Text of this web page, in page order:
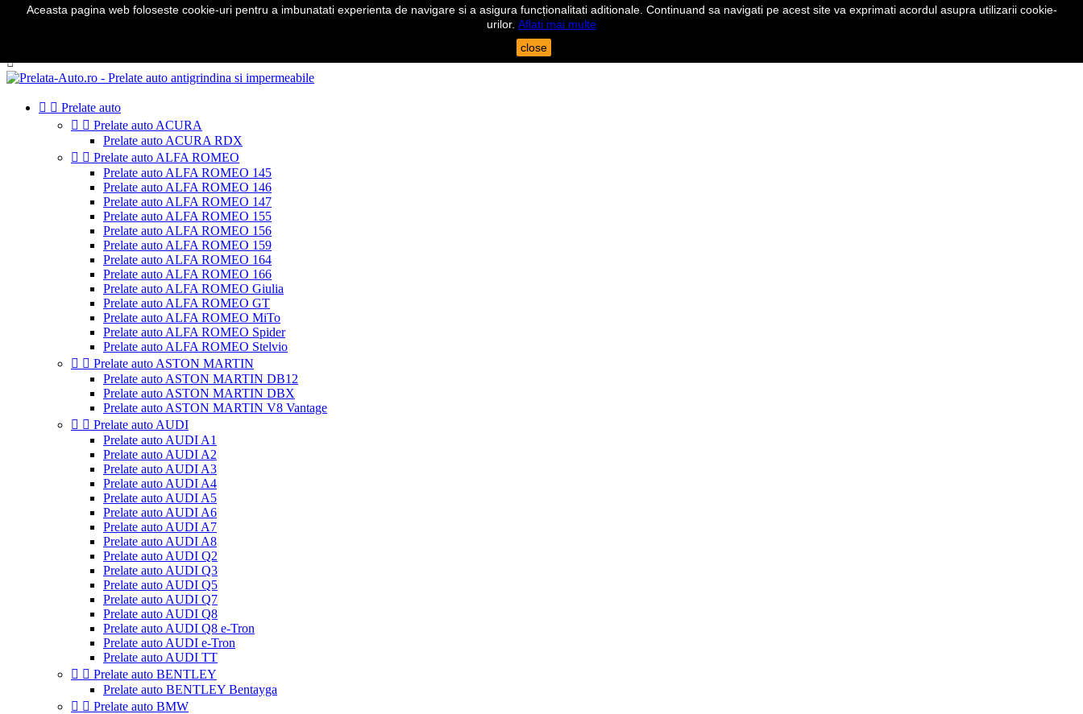
Telefon:0724 571 115

  Prelate auto
  Prelate auto ACURA
Prelate auto ACURA RDX
  Prelate auto ALFA ROMEO
Prelate auto ALFA ROMEO 145
Prelate auto ALFA ROMEO 146
Prelate auto ALFA ROMEO 147
Prelate auto ALFA ROMEO 155
Prelate auto ALFA ROMEO 156
Prelate auto ALFA ROMEO 159
Prelate auto ALFA ROMEO 164
Prelate auto ALFA ROMEO 166
Prelate auto ALFA ROMEO Giulia
Prelate auto ALFA ROMEO GT
Prelate auto ALFA ROMEO MiTo
Prelate auto ALFA ROMEO Spider
Prelate auto ALFA ROMEO Stelvio
  Prelate auto ASTON MARTIN
Prelate auto ASTON MARTIN DB12
Prelate auto ASTON MARTIN DBX
Prelate auto ASTON MARTIN V8 Vantage
  Prelate auto AUDI
Prelate auto AUDI A1
Prelate auto AUDI A2
Prelate auto AUDI A3
Prelate auto AUDI A4
Prelate auto AUDI A5
Prelate auto AUDI A6
Prelate auto AUDI A7
Prelate auto AUDI A8
Prelate auto AUDI Q2
Prelate auto AUDI Q3
Prelate auto AUDI Q5
Prelate auto AUDI Q7
Prelate auto AUDI Q8
Prelate auto AUDI Q8 e-Tron
Prelate auto AUDI e-Tron
Prelate auto AUDI TT
  Prelate auto BENTLEY
Prelate auto BENTLEY Bentayga
  Prelate auto BMW
Aceasta pagina web foloseste cookie-uri pentru a imbunatati experienta de navigare si a asigura funcționalitati aditionale. Continuand sa navigati pe acest site va exprimati acordul asupra utilizarii cookie-
urilor. Aflati mai multe
close